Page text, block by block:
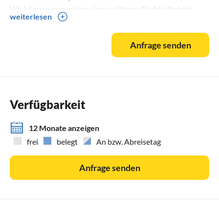
Wir können gerne dann einen späteren Nachholtermin
ausmachen
Ansonsten fallen 20 % Stornogebühren ab 2 Monate vor
Beginn des Aufenthaltes an, ab 1 Monat: 50 %, ab 2
gut isoliert, so dass es ganzjährig genutzt werden kann.
Grundstückpflege, Rasen mähen und Fegen,
Schlüsselübergabe, auch mit Schlüsselkasten, Abnahme am
Ende des Aufenthaltes und bei Bedarf die Betreuung
während des Aufenthalts sind geregelt.
Bettwäsche und Handtücher wie auch Küchenset können
ebenso 4 Fahrräder
weiterlesen
Anfrage senden
Verfügbarkeit
12 Monate anzeigen
frei
belegt An bzw. Abreisetag
Anfrage senden